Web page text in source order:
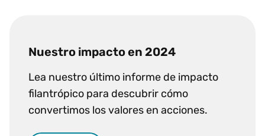
Nuestro impacto en 2024
Lea nuestro último informe de impacto
filantrópico para descubrir cómo
convertimos los valores en acciones.